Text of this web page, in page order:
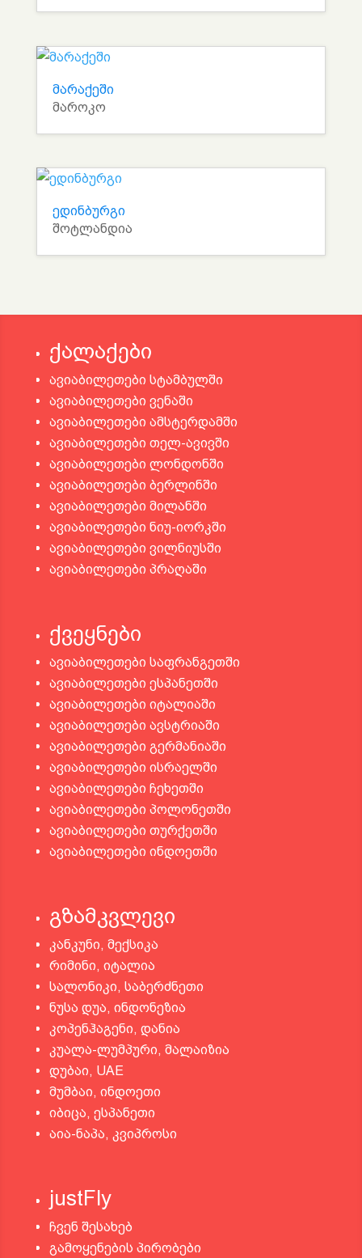
მარაქეში
მაროკო
ედინბურგი
შოტლანდია
ქალაქები
ავიაბილეთები სტამბულში
ავიაბილეთები ვენაში
ავიაბილეთები ამსტერდამში
ავიაბილეთები თელ-ავივში
ავიაბილეთები ლონდონში
ავიაბილეთები ბერლინში
ავიაბილეთები მილანში
ავიაბილეთები ნიუ-იორკში
ავიაბილეთები ვილნიუსში
ავიაბილეთები პრაღაში
ქვეყნები
ავიაბილეთები საფრანგეთში
ავიაბილეთები ესპანეთში
ავიაბილეთები იტალიაში
ავიაბილეთები ავსტრიაში
ავიაბილეთები გერმანიაში
ავიაბილეთები ისრაელში
ავიაბილეთები ჩეხეთში
ავიაბილეთები პოლონეთში
ავიაბილეთები თურქეთში
ავიაბილეთები ინდოეთში
გზამკვლევი
კანკუნი, მექსიკა
რიმინი, იტალია
სალონიკი, საბერძნეთი
ნუსა დუა, ინდონეზია
კოპენჰაგენი, დანია
კუალა-ლუმპური, მალაიზია
დუბაი, UAE
მუმბაი, ინდოეთი
იბიცა, ესპანეთი
აია-ნაპა, კვიპროსი
justFly
ჩვენ შესახებ
გამოყენების პირობები